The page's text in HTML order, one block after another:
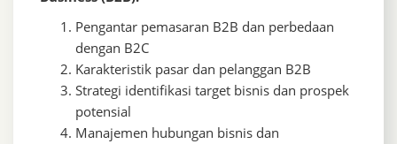
Pengantar pemasaran B2B dan perbedaan
dengan B2C
Karakteristik pasar dan pelanggan B2B
Strategi identifikasi target bisnis dan prospek
potensial
Manajemen hubungan bisnis dan